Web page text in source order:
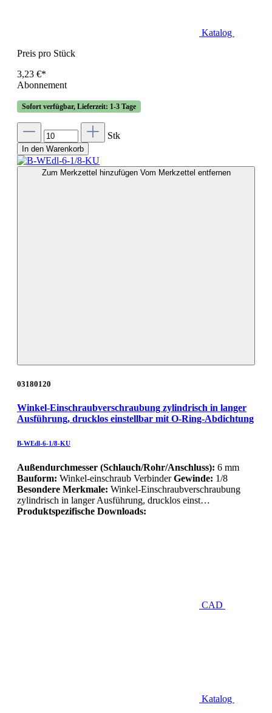
Katalog
Preis pro Stück
3,23 €*
Abonnement
Sofort verfügbar, Lieferzeit: 1-3 Tage
Stk
In den Warenkorb
Zum Merkzettel hinzufügen Vom Merkzettel entfernen
03180120
Winkel-Einschraubverschraubung zylindrisch in langer
Ausführung, drucklos einstellbar mit O-Ring-Abdichtung
B-WEdl-6-1/8-KU
Außendurchmesser (Schlauch/Rohr/Anschluss): 6 mm
Bauform: Winkel-einschraub VerbinderGewinde: 1/8
Besondere Merkmale: Winkel-Einschraubverschraubung
zylindrisch in langer Ausführung, drucklos einst…
Produktspezifische Downloads:
CAD
Katalog